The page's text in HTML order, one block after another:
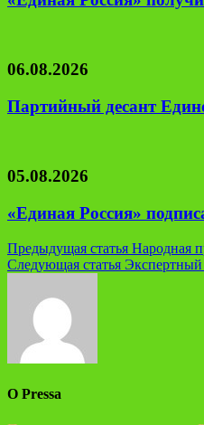
06.08.2026
Партийный десант
05.08.2026
«Единая Россия»
Навигация
по
записям
Предыдущая статья Народная
Следующая статья
О Pressa